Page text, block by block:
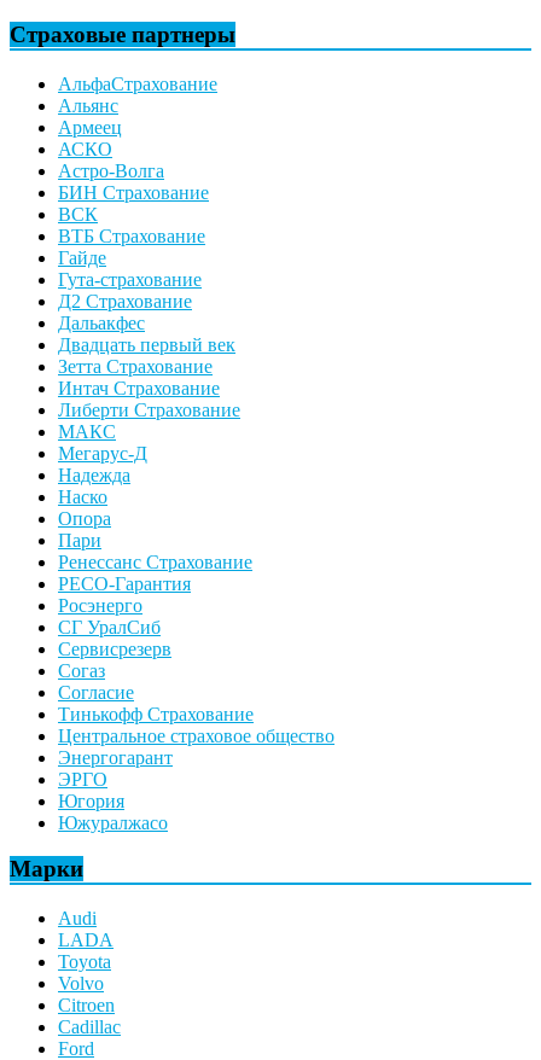
Страховые партнеры
АльфаСтрахование
Альянс
Армеец
АСКО
Астро-Волга
БИН Страхование
ВСК
ВТБ Страхование
Гайде
Гута-страхование
Д2 Страхование
Дальакфес
Двадцать первый век
Зетта Страхование
Интач Страхование
Либерти Страхование
МАКС
Мегарус-Д
Надежда
Наско
Опора
Пари
Ренессанс Страхование
РЕСО-Гарантия
Росэнерго
СГ УралСиб
Сервисрезерв
Согаз
Согласие
Тинькофф Страхование
Центральное страховое общество
Энергогарант
ЭРГО
Югория
Южуралжасо
Марки
Audi
LADA
Toyota
Volvo
Citroen
Cadillac
Ford